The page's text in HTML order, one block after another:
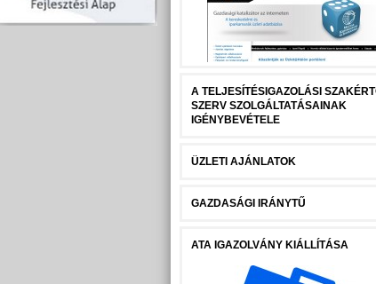
A TELJESÍTÉSIGAZOLÁSI
SZERV SZOLGÁLTATÁSAINAK
IGÉNYBEVÉTELE
ÜZLETI AJÁNLATOK
GAZDASÁGI IRÁNYTŰ
ATA IGAZOLVÁNY KIÁLLÍTÁSA